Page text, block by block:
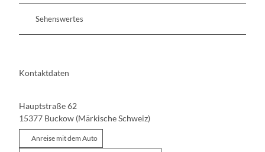
Sehenswertes
Kontaktdaten
Hauptstraße 62
15377 Buckow (Märkische Schweiz)
Anreise mit dem Auto